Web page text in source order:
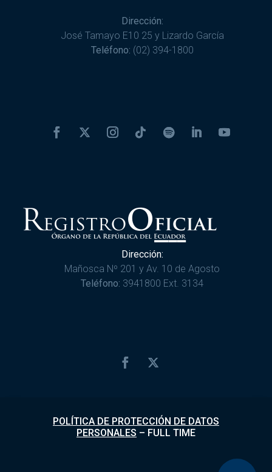
Dirección:
José Tamayo E10 25 y Lizardo García
Teléfono: (02) 394-1800
Dirección:
Mañosca Nº 201 y Av. 10 de Agosto
Teléfono: 3941800 Ext. 3134
POLÍTICA DE PROTECCIÓN DE DATOS
PERSONALES – FULL TIME